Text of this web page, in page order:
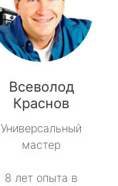
Всеволод
Краснов
Универсальный
мастер
8 лет опыта в